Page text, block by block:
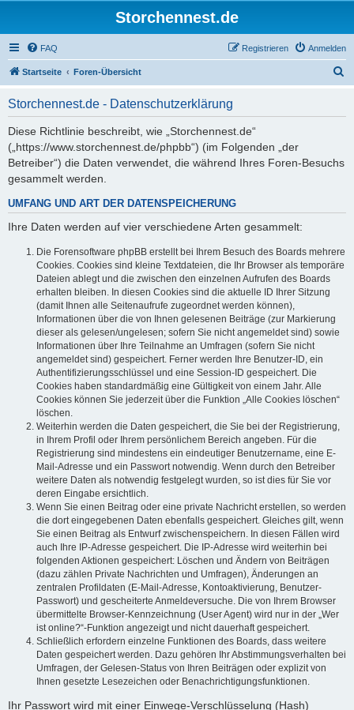
Storchennest.de
FAQ Anmelden
Registrieren
Startseite Foren-Übersicht
Storchennest.de - Datenschutzerklärung
Diese Richtlinie beschreibt, wie „Storchennest.de“
(„https://www.storchennest.de/phpbb“) (im Folgenden „der
Betreiber“) die Daten verwendet, die während Ihres Foren-Besuchs
gesammelt werden.
UMFANG UND ART DER DATENSPEICHERUNG
Ihre Daten werden auf vier verschiedene Arten gesammelt:
Die Forensoftware phpBB erstellt bei Ihrem Besuch des Boards mehrere
Cookies. Cookies sind kleine Textdateien, die Ihr Browser als temporäre
Dateien ablegt und die zwischen den einzelnen Aufrufen des Boards
erhalten bleiben. In diesen Cookies sind die aktuelle ID Ihrer Sitzung
(damit Ihnen alle Seitenaufrufe zugeordnet werden können),
Informationen über die von Ihnen gelesenen Beiträge (zur Markierung
dieser als gelesen/ungelesen; sofern Sie nicht angemeldet sind) sowie
Informationen über Ihre Teilnahme an Umfragen (sofern Sie nicht
angemeldet sind) gespeichert. Ferner werden Ihre Benutzer-ID, ein
Authentifizierungsschlüssel und eine Session-ID gespeichert. Die
Cookies haben standardmäßig eine Gültigkeit von einem Jahr. Alle
Cookies können Sie jederzeit über die Funktion „Alle Cookies löschen“
löschen.
Weiterhin werden die Daten gespeichert, die Sie bei der Registrierung,
in Ihrem Profil oder Ihrem persönlichem Bereich angeben. Für die
Registrierung sind mindestens ein eindeutiger Benutzername, eine E-
Mail-Adresse und ein Passwort notwendig. Wenn durch den Betreiber
weitere Daten als notwendig festgelegt wurden, so ist dies für Sie vor
deren Eingabe ersichtlich.
Wenn Sie einen Beitrag oder eine private Nachricht erstellen, so werden
die dort eingegebenen Daten ebenfalls gespeichert. Gleiches gilt, wenn
Sie einen Beitrag als Entwurf zwischenspeichern. In diesen Fällen wird
auch Ihre IP-Adresse gespeichert. Die IP-Adresse wird weiterhin bei
folgenden Aktionen gespeichert: Löschen und Ändern von Beiträgen
(dazu zählen Private Nachrichten und Umfragen), Änderungen an
zentralen Profildaten (E-Mail-Adresse, Kontoaktivierung, Benutzer-
Passwort) und gescheiterte Anmeldeversuche. Die von Ihrem Browser
übermittelte Browser-Kennzeichnung (User Agent) wird nur in der „Wer
ist online?“-Funktion angezeigt und nicht dauerhaft gespeichert.
Schließlich erfordern einzelne Funktionen des Boards, dass weitere
Daten gespeichert werden. Dazu gehören Ihr Abstimmungsverhalten bei
Umfragen, der Gelesen-Status von Ihren Beiträgen oder explizit von
Ihnen gesetzte Lesezeichen oder Benachrichtigungsfunktionen.
Ihr Passwort wird mit einer Einwege-Verschlüsselung (Hash)